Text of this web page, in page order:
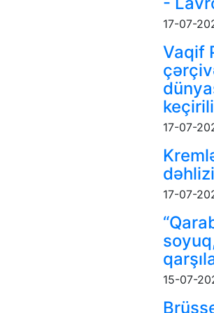
17-07-
Vaqif
17-07-
17-07-
15-07-